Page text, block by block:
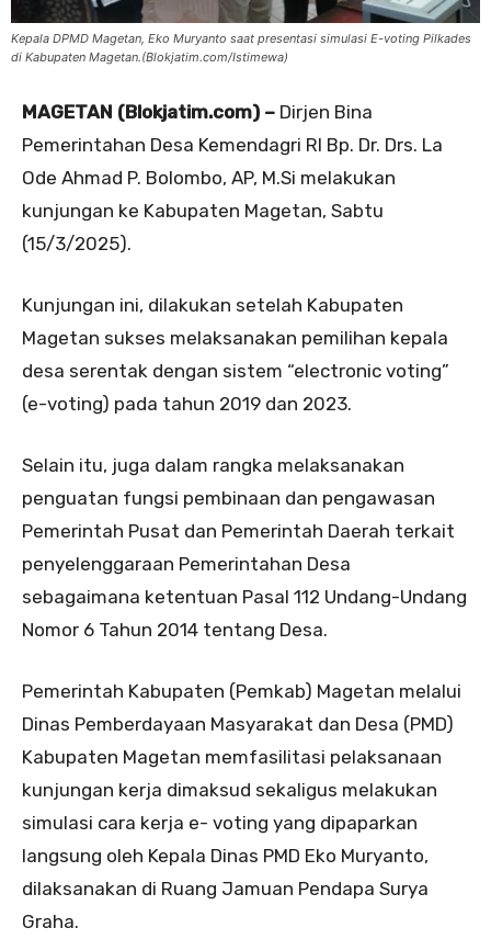
Kepala DPMD Magetan, Eko Muryanto saat presentasi simulasi E-voting Pilkades
di Kabupaten Magetan.(Blokjatim.com/Istimewa)
MAGETAN (Blokjatim.com) – Dirjen Bina
Pemerintahan Desa Kemendagri RI Bp. Dr. Drs. La
Ode Ahmad P. Bolombo, AP, M.Si melakukan
kunjungan ke Kabupaten Magetan, Sabtu
(15/3/2025).
Kunjungan ini, dilakukan setelah Kabupaten
Magetan sukses melaksanakan pemilihan kepala
desa serentak dengan sistem “electronic voting”
(e-voting) pada tahun 2019 dan 2023.
Selain itu, juga dalam rangka melaksanakan
penguatan fungsi pembinaan dan pengawasan
Pemerintah Pusat dan Pemerintah Daerah terkait
penyelenggaraan Pemerintahan Desa
sebagaimana ketentuan Pasal 112 Undang-Undang
Nomor 6 Tahun 2014 tentang Desa.
Pemerintah Kabupaten (Pemkab) Magetan melalui
Dinas Pemberdayaan Masyarakat dan Desa (PMD)
Kabupaten Magetan memfasilitasi pelaksanaan
kunjungan kerja dimaksud sekaligus melakukan
simulasi cara kerja e- voting yang dipaparkan
langsung oleh Kepala Dinas PMD Eko Muryanto,
dilaksanakan di Ruang Jamuan Pendapa Surya
Graha.